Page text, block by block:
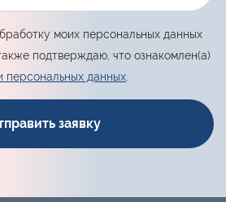
моих персональных данных
подтверждаю, что ознакомлен(а)
персональных данных